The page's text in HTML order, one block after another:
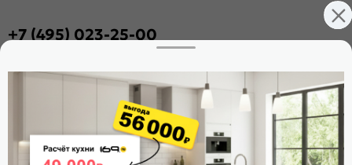
+7 (495) 023-25-00
Стать дилером
Расскажите о нас
Поделиться
Оцените магазин